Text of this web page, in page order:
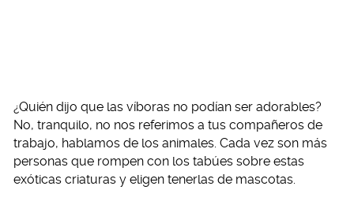
¿Quién dijo que las víboras no podían ser adorables?
No, tranquilo, no nos referimos a tus compañeros de
trabajo, hablamos de los animales. Cada vez son más
personas que rompen con los tabúes sobre estas
exóticas criaturas y eligen tenerlas de mascotas.